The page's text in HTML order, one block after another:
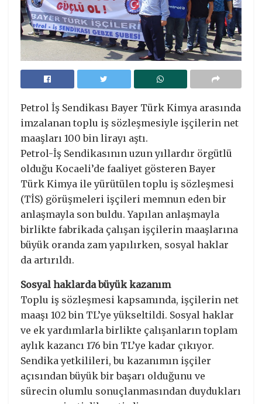
Petrol İş Sendikası Bayer Türk Kimya arasında
imzalanan toplu iş sözleşmesiyle işçilerin net
maaşları 100 bin lirayı aştı.
Petrol-İş Sendikasının uzun yıllardır örgütlü
olduğu Kocaeli’de faaliyet gösteren Bayer
Türk Kimya ile yürütülen toplu iş sözleşmesi
(TİS) görüşmeleri işçileri memnun eden bir
anlaşmayla son buldu. Yapılan anlaşmayla
birlikte fabrikada çalışan işçilerin maaşlarına
büyük oranda zam yapılırken, sosyal haklar
da artırıldı.
Sosyal haklarda büyük kazanım
Toplu iş sözleşmesi kapsamında, işçilerin net
maaşı 102 bin TL’ye yükseltildi. Sosyal haklar
ve ek yardımlarla birlikte çalışanların toplam
aylık kazancı 176 bin TL’ye kadar çıkıyor.
Sendika yetkilileri, bu kazanımın işçiler
açısından büyük bir başarı olduğunu ve
sürecin olumlu sonuçlanmasından duydukları